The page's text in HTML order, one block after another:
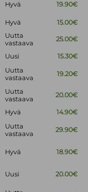
Hyvä 19.90€
Hyvä 15.00€
Uutta
vastaava
25.00€
Uusi
15.30€
Uutta
vastaava
19.20€
Uutta
vastaava
20.00€
Hyvä
14.90€
Uutta
vastaava
29.90€
Hyvä 18.90€
Uusi 20.00€